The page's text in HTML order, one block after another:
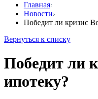
Главная
Новости
Победит ли кризис
Вернуться к списку
Победит ли
ипотеку?